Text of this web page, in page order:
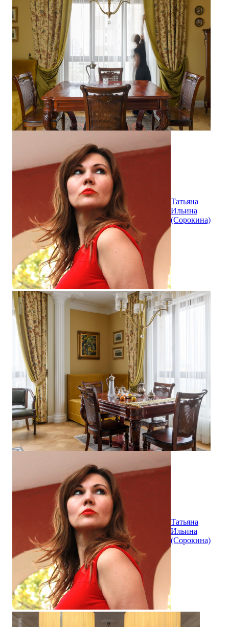
Татьяна
Ильина
(Сорокина)
Квартира с историей
Татьяна
Ильина
(Сорокина)
Американская классика